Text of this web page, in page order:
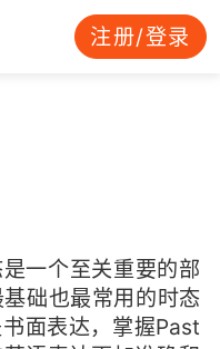
注册/登录
一个至关重要的部
础也最常用的时态
面表达，掌握Past